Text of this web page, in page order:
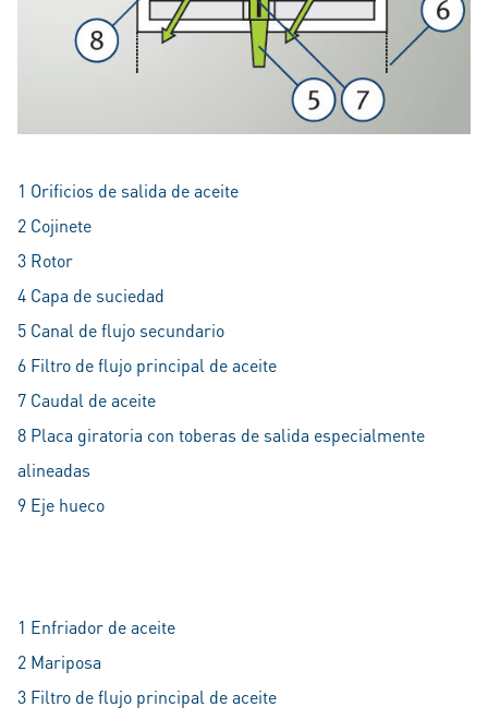
1 Orificios de salida de aceite
2 Cojinete
3 Rotor
4 Capa de suciedad
5 Canal de flujo secundario
6 Filtro de flujo principal de aceite
7 Caudal de aceite
8 Placa giratoria con toberas de salida especialmente
alineadas
9 Eje hueco
1 Enfriador de aceite
2 Mariposa
3 Filtro de flujo principal de aceite